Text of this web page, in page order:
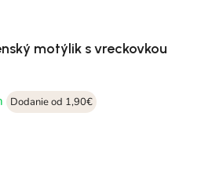
motýlik s vreckovkou
Dodanie od 1,90€